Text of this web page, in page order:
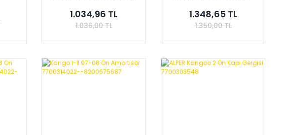
1.034,96 TL
1.036,00 TL
Sepete Ekle
1.348,65 TL
1.350,00 TL
Sepete Ekle